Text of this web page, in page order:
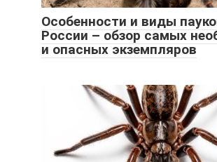
Особенности и виды
России – обзор самых
и опасных экземпляров